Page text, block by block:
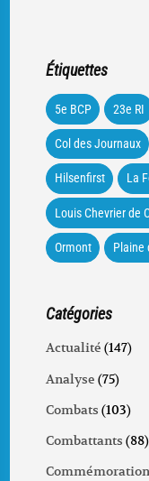
Étiquettes
5e BCP 23e RI
Col des Journaux
Hilsenfirst La
Louis Chevrier de
Ormont Plaine
Catégories
Actualité (147)
Analyse (75)
Combats (103)
Combattants (88)